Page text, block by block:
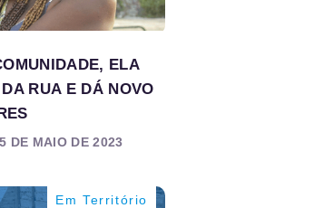
ELA
RUA E DÁ NOVO
DE MAIO DE 2023
Em Território